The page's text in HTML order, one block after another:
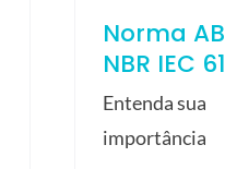
Norma
NBR IEC
Entenda sua
importância